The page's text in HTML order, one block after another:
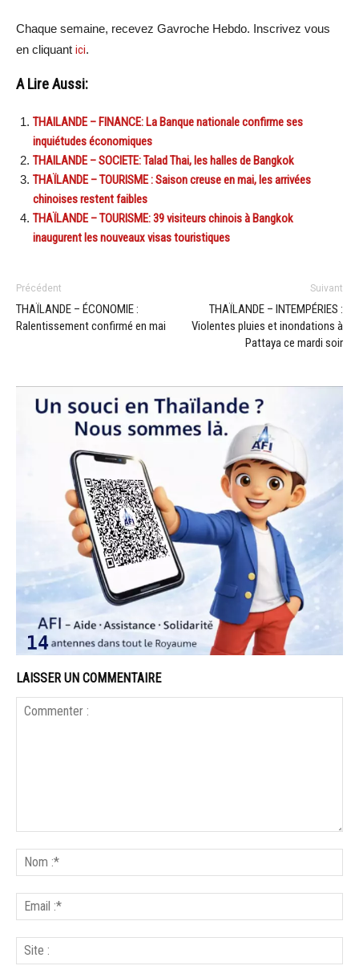
Chaque semaine, recevez Gavroche Hebdo. Inscrivez vous
en cliquant ici.
A Lire Aussi:
THAILANDE – FINANCE: La Banque nationale confirme ses
inquiétudes économiques
THAILANDE – SOCIETE: Talad Thai, les halles de Bangkok
THAÏLANDE – TOURISME : Saison creuse en mai, les arrivées
chinoises restent faibles
THAÏLANDE – TOURISME: 39 visiteurs chinois à Bangkok
inaugurent les nouveaux visas touristiques
Précédent
THAÏLANDE – ÉCONOMIE :
Ralentissement confirmé en mai
Suivant
THAÏLANDE – INTEMPÉRIES :
Violentes pluies et inondations à
Pattaya ce mardi soir
LAISSER UN COMMENTAIRE